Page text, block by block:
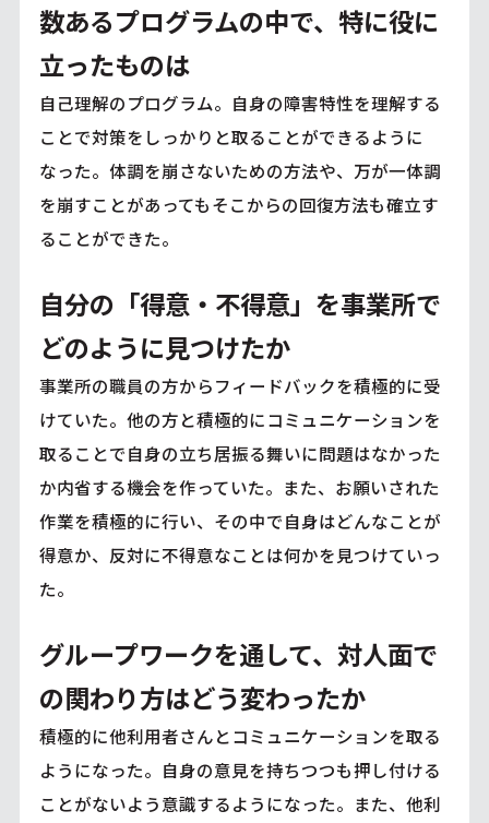
数あるプログラムの中で、特に役に
立ったものは
自己理解のプログラム。自身の障害特性を理解する
ことで対策をしっかりと取ることができるように
なった。体調を崩さないための方法や、万が一体調
を崩すことがあってもそこからの回復方法も確立す
ることができた。
自分の「得意・不得意」を事業所で
どのように見つけたか
事業所の職員の方からフィードバックを積極的に受
けていた。他の方と積極的にコミュニケーションを
取ることで自身の立ち居振る舞いに問題はなかった
か内省する機会を作っていた。また、お願いされた
作業を積極的に行い、その中で自身はどんなことが
得意か、反対に不得意なことは何かを見つけていっ
た。
グループワークを通して、対人面で
の関わり方はどう変わったか
積極的に他利用者さんとコミュニケーションを取る
ようになった。自身の意見を持ちつつも押し付ける
ことがないよう意識するようになった。また、他利